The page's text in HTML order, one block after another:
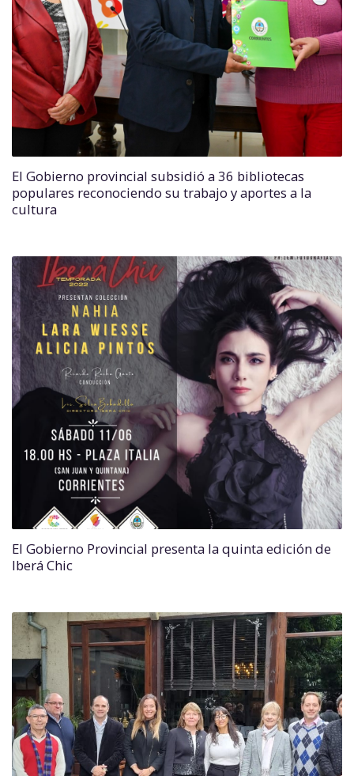
El Gobierno provincial subsidió a 36 bibliotecas
populares reconociendo su trabajo y aportes a la
cultura
El Gobierno Provincial presenta la quinta edición de
Iberá Chic